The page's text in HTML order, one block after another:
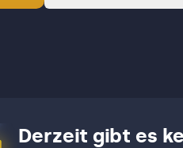
Derzeit gibt es